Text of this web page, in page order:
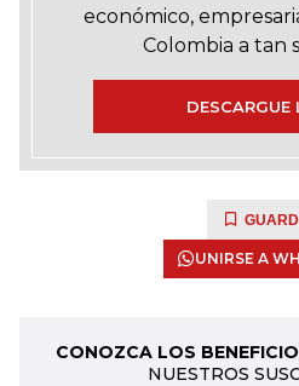
económico,
Colombia a tan
DESCARGUE
UNIRSE A
CONOZCA LOS
NUESTROS